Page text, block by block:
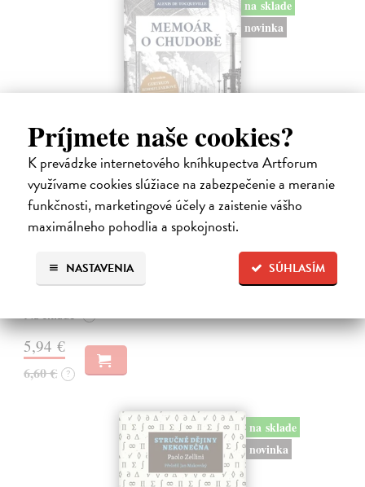
Príjmete naše cookies?
K prevádzke internetového kníhkupectva Artforum
využívame cookies slúžiace na zabezpečenie a meranie
funkčnosti, marketingové účely a zaistenie vášho
maximálneho pohodlia a spokojnosti.
SÚHLASÍM
NASTAVENIA
na sklade
novinka
Memoár o chudobě
Tocqueville Alexis de| Kniha
osobností evropské politické filosofie 19. století je doplněn obšírnými
komentáři Ivo Budila, Jana Kellera a Gertrudy Himmelfalberové.
Na sklade
5,94 €
6,60 € ?
na sklade
novinka